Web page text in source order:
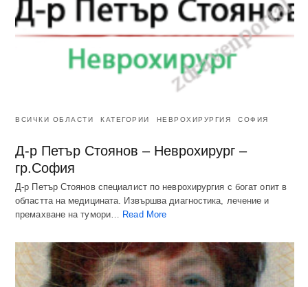
ВСИЧКИ ОБЛАСТИ КАТЕГОРИИ НЕВРОХИРУРГИЯ СОФИЯ
Д-р Петър Стоянов – Неврохирург –
гр.София
Д-р Петър Стоянов специалист по неврохирургия с богат опит в
областта на медицината. Извършва диагностика, лечение и
премахване на тумори…
Read More